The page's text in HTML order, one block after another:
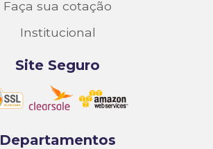
Faça sua cotação
Institucional
Site Seguro
Departamentos